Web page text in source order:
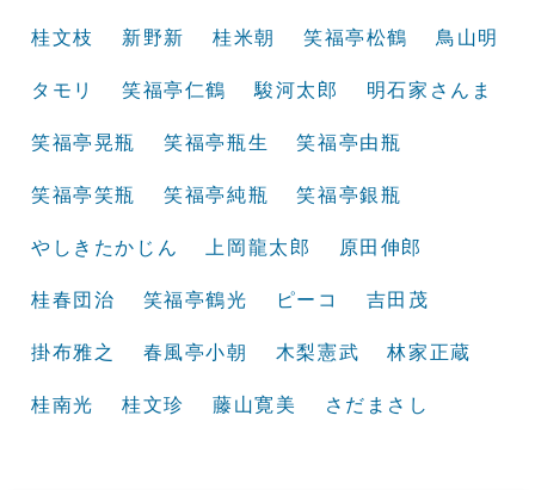
桂文枝 新野新 桂米朝 笑福亭松鶴 鳥山明
タモリ 笑福亭仁鶴 駿河太郎 明石家さんま
笑福亭晃瓶 笑福亭瓶生 笑福亭由瓶
笑福亭笑瓶 笑福亭純瓶 笑福亭銀瓶
やしきたかじん 上岡龍太郎 原田伸郎
桂春団治 笑福亭鶴光 ピーコ 吉田茂
掛布雅之 春風亭小朝 木梨憲武 林家正蔵
桂南光 桂文珍 藤山寛美 さだまさし